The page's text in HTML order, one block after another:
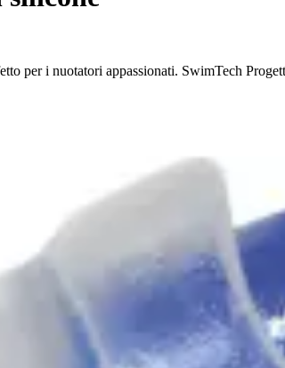
per i nuotatori appassionati. SwimTech